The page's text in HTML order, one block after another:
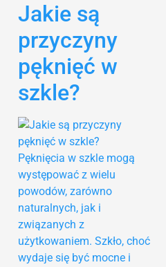
Jakie są
przyczyny
pęknięć w
szkle?
Pęknięcia w szkle mogą
występować z wielu
powodów, zarówno
naturalnych, jak i
związanych z
użytkowaniem. Szkło, choć
wydaje się być mocne i